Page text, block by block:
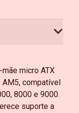
micro ATX
AM5, compatível
8000 e 9000.
suporte a